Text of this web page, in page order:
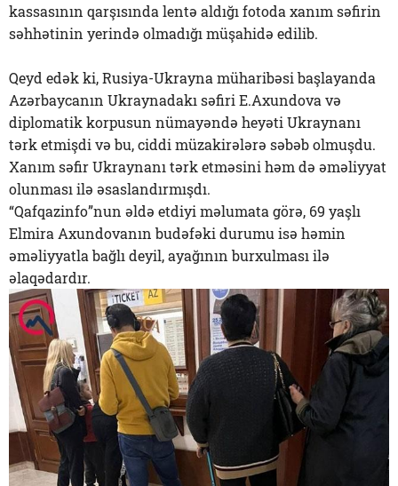
kassasının qarşısında lentə aldığı fotoda xanım səfirin
səhhətinin yerində olmadığı müşahidə edilib.
Qeyd edək ki, Rusiya-Ukrayna müharibəsi başlayanda
Azərbaycanın Ukraynadakı səfiri E.Axundova və
diplomatik korpusun nümayəndə heyəti Ukraynanı
tərk etmişdi və bu, ciddi müzakirələrə səbəb olmuşdu.
Xanım səfir Ukraynanı tərk etməsini həm də əməliyyat
olunması ilə əsaslandırmışdı.
“Qafqazinfo”nun əldə etdiyi məlumata görə, 69 yaşlı
Elmira Axundovanın budəfəki durumu isə həmin
əməliyyatla bağlı deyil, ayağının burxulması ilə
əlaqədardır.